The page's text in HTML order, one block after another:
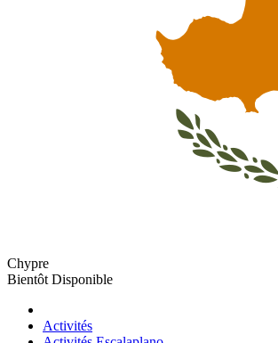
Chypre
Bientôt Disponible
Activités